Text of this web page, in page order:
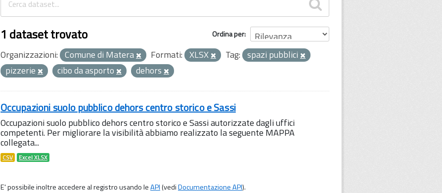
Ordina per
1 dataset trovato
Organizzazioni: Comune di Matera Formati: XLSX Tag: spazi pubblici
pizzerie
cibo da asporto dehors
Occupazioni suolo pubblico dehors centro storico e Sassi
Occupazioni suolo pubblico dehors centro storico e Sassi autorizzate dagli uffici
competenti. Per migliorare la visibilità abbiamo realizzato la seguente MAPPA
collegata...
CSV Excel XLSX
E' possibile inoltre accedere al registro usando leAPI(vediDocumentazione API).